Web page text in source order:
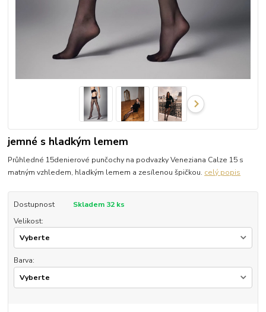
jemné s hladkým lemem
Průhledné 15denierové punčochy na podvazky Veneziana Calze 15 s
matným vzhledem, hladkým lemem a zesílenou špičkou. celý popis
Dostupnost
Skladem 32 ks
Velikost:
Barva: